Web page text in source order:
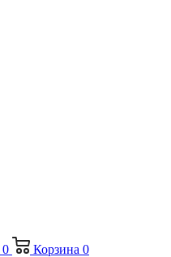
0 Корзина 0